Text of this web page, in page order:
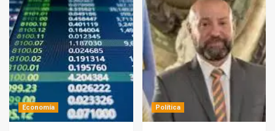
Economía Política